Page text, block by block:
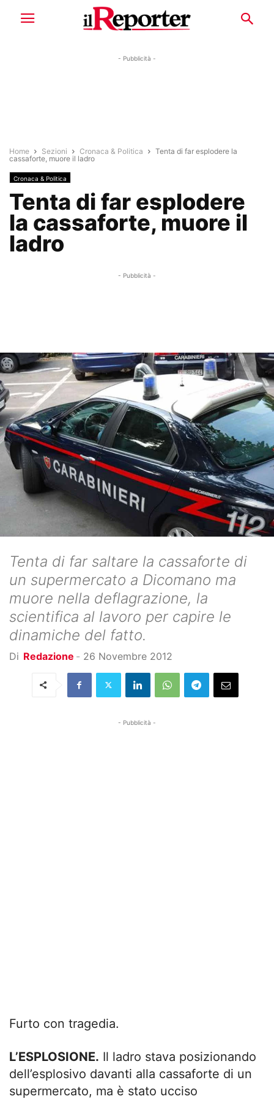
- Pubblicità -
Home Sezioni Cronaca & Politica
Tenta di far esplodere la
cassaforte, muore il ladro
Cronaca & Politica
Tenta di far esplodere
la cassaforte, muore il
ladro
- Pubblicità -
Tenta di far saltare la cassaforte di
un supermercato a Dicomano ma
muore nella deflagrazione, la
scientifica al lavoro per capire le
dinamiche del fatto.
Di Redazione - 26 Novembre 2012
- Pubblicità -
Furto con tragedia.
L’ESPLOSIONE. Il ladro stava posizionando
dell’esplosivo davanti alla cassaforte di un
supermercato, ma è stato ucciso